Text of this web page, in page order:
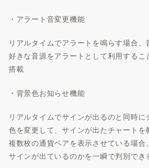
・アラート音変更機能
リアルタイムでアラートを鳴らす場合
好きな音源をアラートとして利用するこ
搭載
・背景色お知らせ機能
リアルタイムでサインが出るのと同時
色を変更して、サインが出たチャートを
複数枚の通貨ペアを表示させている場合
サインが出ているのかを一瞬で判別でき